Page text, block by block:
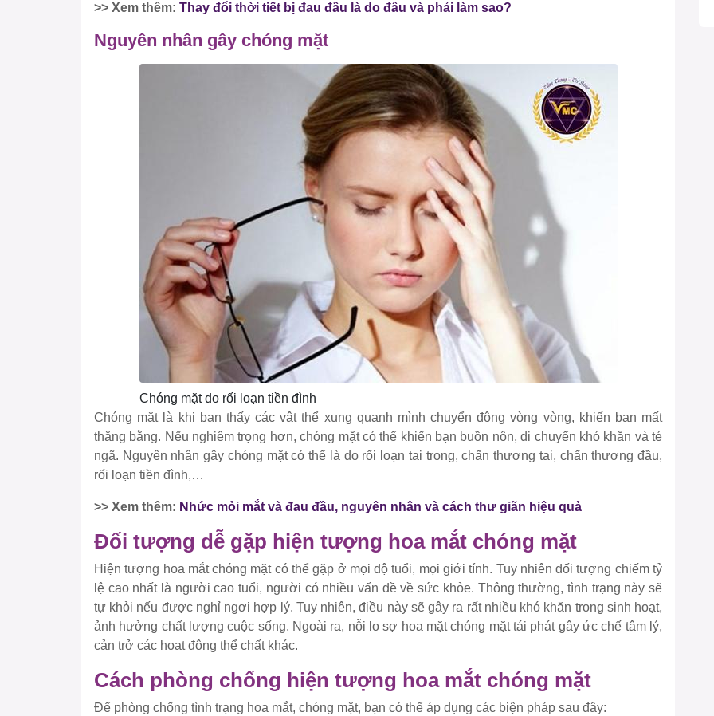
>> Xem thêm: Thay đổi thời tiết bị đau đầu là do đâu và phải làm sao?
Nguyên nhân gây chóng mặt
Chóng mặt do rối loạn tiền đình
Chóng mặt là khi bạn thấy các vật thể xung quanh mình chuyển động vòng vòng, khiến bạn mất
thăng bằng. Nếu nghiêm trọng hơn, chóng mặt có thể khiến bạn buồn nôn, di chuyển khó khăn và té
ngã. Nguyên nhân gây chóng mặt có thể là do rối loạn tai trong, chấn thương tai, chấn thương đầu,
rối loạn tiền đình,…
>> Xem thêm: Nhức mỏi mắt và đau đầu, nguyên nhân và cách thư giãn hiệu quả
Đối tượng dễ gặp hiện tượng hoa mắt chóng mặt
Hiện tượng hoa mắt chóng mặt có thể gặp ở mọi độ tuổi, mọi giới tính. Tuy nhiên đối tượng chiếm tỷ
lệ cao nhất là người cao tuổi, người có nhiều vấn đề về sức khỏe. Thông thường, tình trạng này sẽ
tự khỏi nếu được nghỉ ngơi hợp lý. Tuy nhiên, điều này sẽ gây ra rất nhiều khó khăn trong sinh hoạt,
ảnh hưởng chất lượng cuộc sống. Ngoài ra, nỗi lo sợ hoa mặt chóng mặt tái phát gây ức chế tâm lý,
cản trở các hoạt động thể chất khác.
Cách phòng chống hiện tượng hoa mắt chóng mặt
Để phòng chống tình trạng hoa mắt, chóng mặt, bạn có thể áp dụng các biện pháp sau đây: